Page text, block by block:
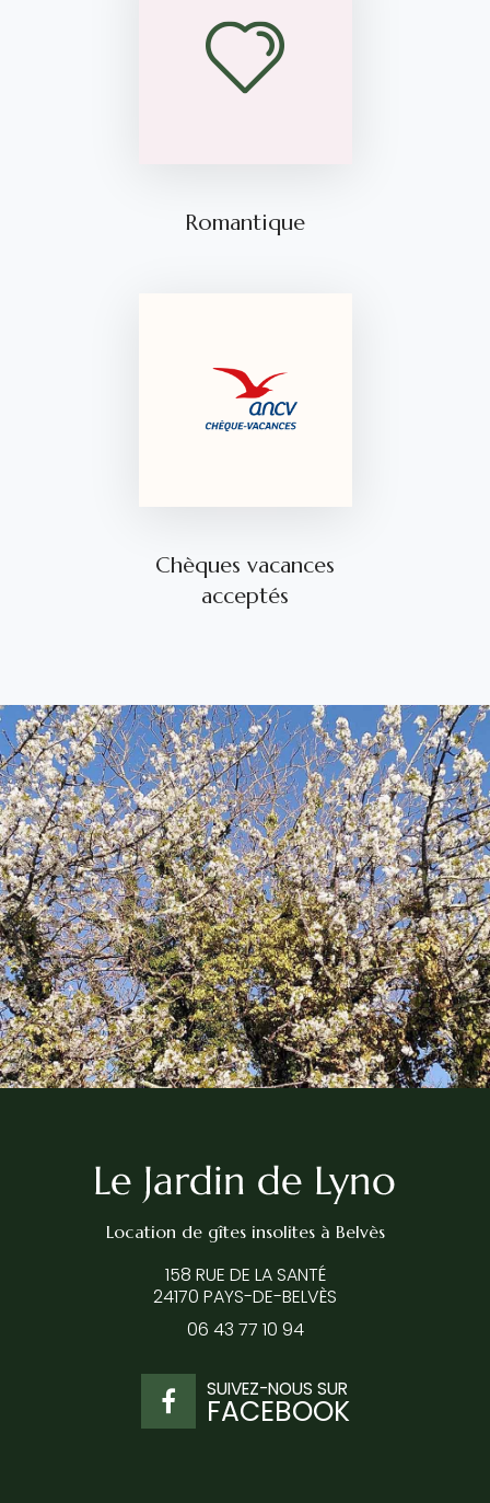
Romantique
Chèques vacances
acceptés
Location de gîtes insolites à Belvès
158 RUE DE LA SANTÉ
24170 PAYS-DE-BELVÈS
06 43 77 10 94
SUIVEZ-NOUS SUR
FACEBOOK